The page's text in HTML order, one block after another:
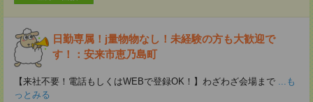
日勤専属！j量物物なし！未経験の方も大歓迎で
す！：安来市恵乃島町
【来社不要！電話もしくはWEBで登録OK！】わざわざ会場まで ...も
っとみる